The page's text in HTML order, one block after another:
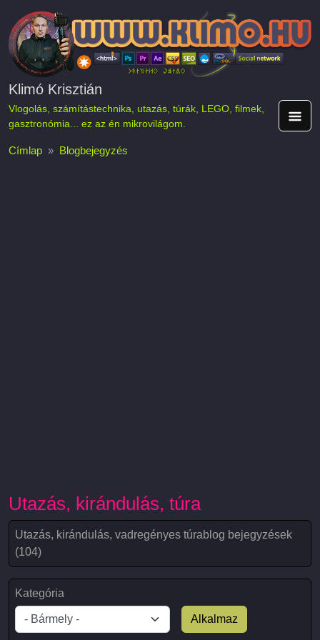
Klimó Krisztián
Vlogolás, számítástechnika, utazás, túrák, LEGO, filmek,
gasztronómia... ez az én mikrovilágom.
Címlap Blogbejegyzés
Utazás, kirándulás, túra
Utazás, kirándulás, vadregényes túrablog bejegyzések
(104)
Kategória